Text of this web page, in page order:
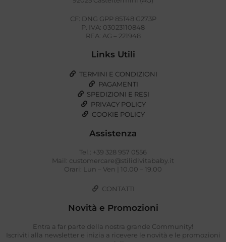
CF: DNG GPP 85T48 G273P
P. IVA: 03023110848
REA: AG – 221948
Links Utili
TERMINI E CONDIZIONI
PAGAMENTI
SPEDIZIONI E RESI
PRIVACY POLICY
COOKIE POLICY
Assistenza
Tel.: +39 328 957 0556
Mail: customercare@stilidivitababy.it
Orari: Lun – Ven | 10.00 – 19.00
CONTATTI
Novità e Promozioni
Entra a far parte della nostra grande Community!
Iscriviti alla newsletter e inizia a ricevere le novità e le promozioni